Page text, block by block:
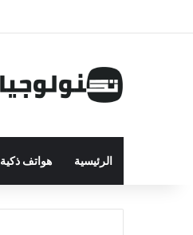
الرئيسية هواتف ذكية